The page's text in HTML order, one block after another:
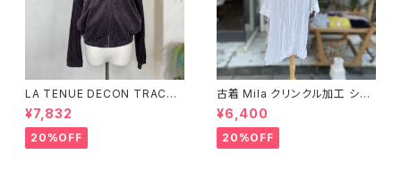
LA TENUE DECON TRACTE
E ブラウンジャケット
¥7,832
20%OFF
古着 Mila クリンクル加工 シャ
ツワンピース
¥6,400
20%OFF